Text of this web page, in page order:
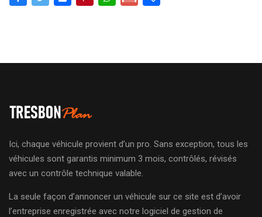
Ici, chaque véhicule provient d’un pro. Sans exception, tous les
véhicules sont garantis minimum 3 mois, contrôlés, révisés
avec un contrôle technique valable.
La seule façon d’annoncer un véhicule sur ce site est d’avoir
l’entreprise enregistrée avec notre logiciel de gestion de